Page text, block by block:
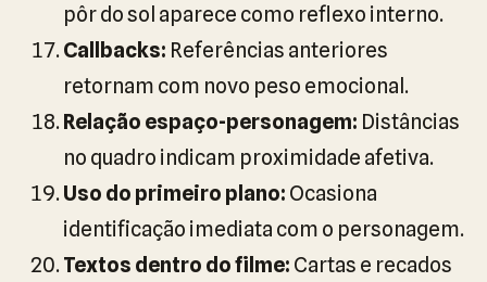
pôr do sol aparece como reflexo interno.
Callbacks: Referências anteriores
retornam com novo peso emocional.
Relação espaço-personagem: Distâncias
no quadro indicam proximidade afetiva.
Uso do primeiro plano: Ocasiona
identificação imediata com o personagem.
Textos dentro do filme: Cartas e recados